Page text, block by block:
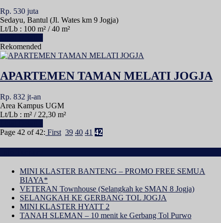
Rp. 530 juta
Sedayu, Bantul (Jl. Wates km 9 Jogja)
Lt/Lb : 100 m² / 40 m²
Rekomended
APARTEMEN TAMAN MELATI JOGJA
Rp. 832 jt-an
Area Kampus UGM
Lt/Lb : m² / 22,30 m²
Page 42 of 42: First 39 40 41 42
MINI KLASTER BANTENG – PROMO FREE SEMUA
BIAYA*
VETERAN Townhouse (Selangkah ke SMAN 8 Jogja)
SELANGKAH KE GERBANG TOL JOGJA
MINI KLASTER HYATT 2
TANAH SLEMAN – 10 menit ke Gerbang Tol Purwo